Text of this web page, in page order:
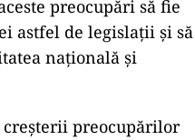
preocupări să fie
astfel de legislații și să
națională și
preocupărilor